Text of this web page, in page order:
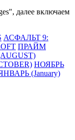
далее включаем
АСФАЛЬТ 9:
ПРАЙМ
НОЯБРЬ
(January)